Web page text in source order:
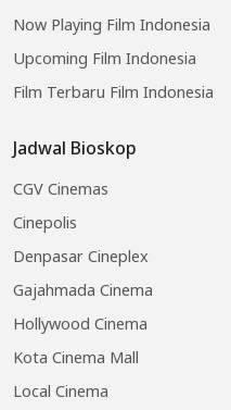
Now Playing Film Indonesia
Upcoming Film Indonesia
Film Terbaru Film Indonesia
Jadwal Bioskop
CGV Cinemas
Cinepolis
Denpasar Cineplex
Gajahmada Cinema
Hollywood Cinema
Kota Cinema Mall
Local Cinema